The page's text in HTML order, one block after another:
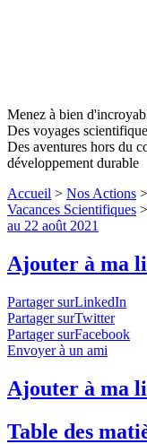
Menez à bien
Des voyages
Des aventures hors du
développement durable
Accueil > Nos Actions >
Vacances Scientifiques >
au 22 août 2021
Ajouter à ma
Partager surLinkedIn
Partager surTwitter
Partager surFacebook
Envoyer à un ami
Ajouter à ma
Table des